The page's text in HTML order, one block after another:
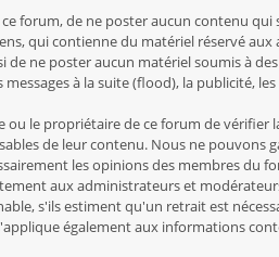
forum, de ne poster aucun contenu
qui contienne du matériel réservé
de ne poster aucun matériel soumis à
à la suite (flood), la publicité,
le propriétaire de ce forum de
de leur contenu. Nous ne
les opinions des membres du
aux administrateurs et
s'ils estiment qu'un retrait est
également aux informations